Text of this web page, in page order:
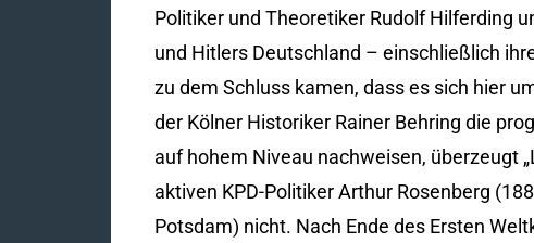
Politiker und Theoretiker Rudolf Hilferding
und Hitlers Deutschland – einschließlich
zu dem Schluss kamen, dass es sich hier
der Kölner Historiker Rainer Behring die
auf hohem Niveau nachweisen, überzeugt
aktiven KPD-Politiker Arthur Rosenberg
Potsdam) nicht. Nach Ende des Ersten